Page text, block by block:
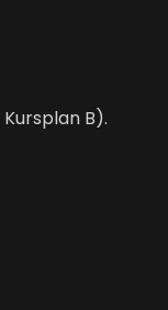
Kursplan B).